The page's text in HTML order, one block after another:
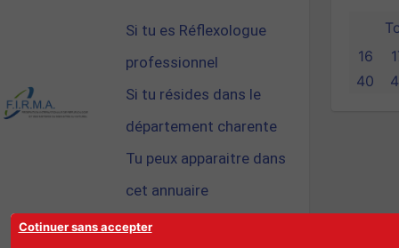
Si tu es Réflexologue
professionnel
Si tu résides dans le
département charente
Tu peux apparaitre dans
cet annuaire
Cliques ici pour
16
40
Cotinuer sans accepter